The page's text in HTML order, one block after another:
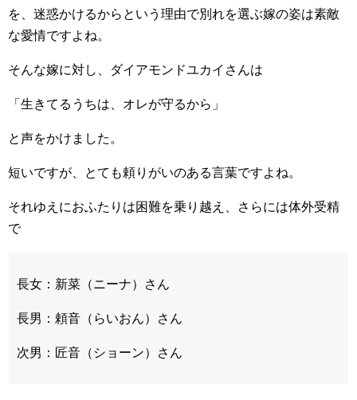
を、迷惑かけるからという理由で別れを選ぶ嫁の姿は素敵
な愛情ですよね。
そんな嫁に対し、ダイアモンドユカイさんは
「生きてるうちは、オレが守るから」
と声をかけました。
短いですが、とても頼りがいのある言葉ですよね。
それゆえにおふたりは困難を乗り越え、さらには体外受精
で
長女：新菜（ニーナ）さん
長男：頼音（らいおん）さん
次男：匠音（ショーン）さん